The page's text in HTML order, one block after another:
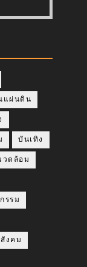
แผ่นดิน
บันเทิง
วดล้อม
รรม
สังคม